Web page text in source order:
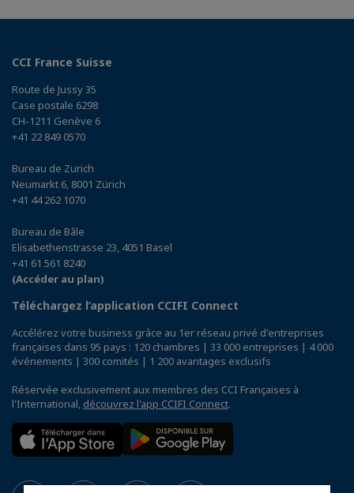
CCI France Suisse
Route de Jussy 35
Case postale 6298
CH-1211 Genève 6
+41 22 849 0570
Bureau de Zurich
Neumarkt 6, 8001 Zürich
+41 44 262 1070
Bureau de Bâle
Elisabethenstrasse 23, 4051 Basel
+41 61 561 8240
(Accéder au plan)
Téléchargez l’application CCIFI Connect
Accélérez votre business grâce au 1er réseau privé d'entreprises
françaises dans 95 pays : 120 chambres | 33 000 entreprises | 4 000
événements | 300 comités | 1 200 avantages exclusifs
Réservée exclusivement aux membres des CCI Françaises à
l'International, découvrez l'app CCIFI Connect.